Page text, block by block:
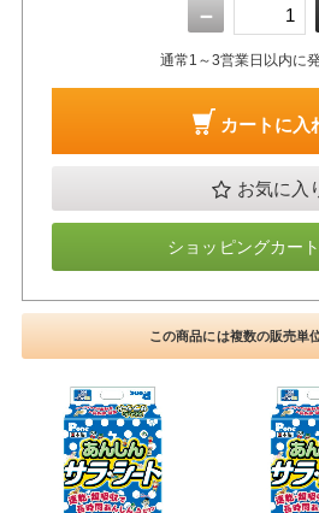
－
通常1～3営業日以内に
カートに入
お気に入
ショッピングカー
この商品には複数の販売単